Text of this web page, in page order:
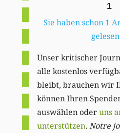
1
Sie haben schon 1
Unser kritischer
alle kostenlos
bleibt, brauchen wir
können Ihren
auswählen oderuns
unterstützen. Notre